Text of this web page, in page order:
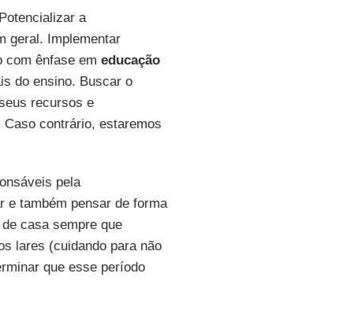
a
geral. Implementar
com ênfase em educação
do ensino. Buscar o
recursos e
contrário, estaremos
pela
também pensar de forma
casa sempre que
lares (cuidando para não
que esse período